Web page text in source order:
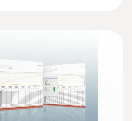
(TE type T) - om in te
worden in bevroren
nodig